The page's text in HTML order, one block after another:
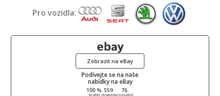
Pro vozidla:
Podívejte se na naše
nabídky na eBay
100 %
pozitivní
559
prodaných
76
pozorovatelů
Zobrazit na eBay